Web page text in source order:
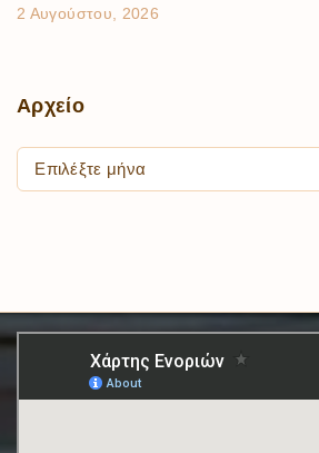
2 Αυγούστου, 2026
Αρχείο